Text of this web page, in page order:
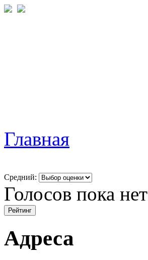
Главная
Средний:
Голосов пока нет
Адреса